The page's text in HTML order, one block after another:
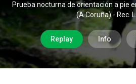
Prueba nocturna de orientación a pie
(A Coruña) - Rec.
Replay Info